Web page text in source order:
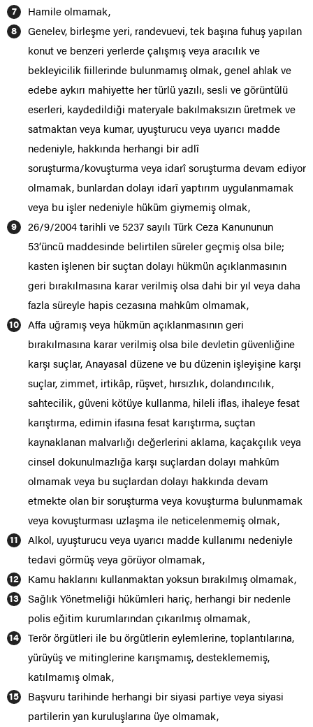
Hamile olmamak,
Genelev, birleşme yeri, randevuevi, tek başına fuhuş yapılan
konut ve benzeri yerlerde çalışmış veya aracılık ve
bekleyicilik fiillerinde bulunmamış olmak, genel ahlak ve
edebe aykırı mahiyette her türlü yazılı, sesli ve görüntülü
eserleri, kaydedildiği materyale bakılmaksızın üretmek ve
satmaktan veya kumar, uyuşturucu veya uyarıcı madde
nedeniyle, hakkında herhangi bir adlî
soruşturma/kovuşturma veya idarî soruşturma devam ediyor
olmamak, bunlardan dolayı idarî yaptırım uygulanmamak
veya bu işler nedeniyle hüküm giymemiş olmak,
26/9/2004 tarihli ve 5237 sayılı Türk Ceza Kanununun
53’üncü maddesinde belirtilen süreler geçmiş olsa bile;
kasten işlenen bir suçtan dolayı hükmün açıklanmasının
geri bırakılmasına karar verilmiş olsa dahi bir yıl veya daha
fazla süreyle hapis cezasına mahkûm olmamak,
Affa uğramış veya hükmün açıklanmasının geri
bırakılmasına karar verilmiş olsa bile devletin güvenliğine
karşı suçlar, Anayasal düzene ve bu düzenin işleyişine karşı
suçlar, zimmet, irtikâp, rüşvet, hırsızlık, dolandırıcılık,
sahtecilik, güveni kötüye kullanma, hileli iflas, ihaleye fesat
karıştırma, edimin ifasına fesat karıştırma, suçtan
kaynaklanan malvarlığı değerlerini aklama, kaçakçılık veya
cinsel dokunulmazlığa karşı suçlardan dolayı mahkûm
olmamak veya bu suçlardan dolayı hakkında devam
etmekte olan bir soruşturma veya kovuşturma bulunmamak
veya kovuşturması uzlaşma ile neticelenmemiş olmak,
Alkol, uyuşturucu veya uyarıcı madde kullanımı nedeniyle
tedavi görmüş veya görüyor olmamak,
Kamu haklarını kullanmaktan yoksun bırakılmış olmamak,
Sağlık Yönetmeliği hükümleri hariç, herhangi bir nedenle
polis eğitim kurumlarından çıkarılmış olmamak,
Terör örgütleri ile bu örgütlerin eylemlerine, toplantılarına,
yürüyüş ve mitinglerine karışmamış, desteklememiş,
katılmamış olmak,
Başvuru tarihinde herhangi bir siyasi partiye veya siyasi
partilerin yan kuruluşlarına üye olmamak,